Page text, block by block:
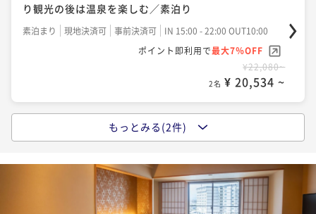
り観光の後は温泉を楽しむ／素泊り
素泊まり 現地決済可 事前決済可
IN 15:00 - 22:00 OUT10:00
ポイント即利用で最大7％OFF
¥22,080~
2名 ¥ 20,534 ~
【ベストレート】時間を気にせず観光と温泉を堪能！
朝は北海道の幸を愉しむ／朝食付き
現地決済可 事前決済可
IN 15:00 - 22:00 OUT10:00
ポイント即利用で最大7％OFF
もっとみる(2件)